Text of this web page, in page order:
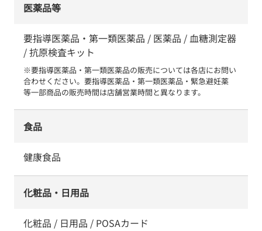
医薬品等
要指導医薬品・第一類医薬品 / 医薬品 / 血糖測定器
/ 抗原検査キット
※要指導医薬品・第一類医薬品の販売については各店にお問い
合わせください。要指導医薬品・第一類医薬品・緊急避妊薬
等一部商品の販売時間は店舗営業時間と異なります。
食品
健康食品
化粧品・日用品
化粧品 / 日用品 / POSAカード